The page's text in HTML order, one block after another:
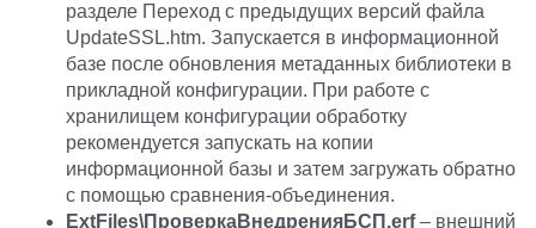
разделе Переход с предыдущих версий файла
UpdateSSL.htm. Запускается в информационной
базе после обновления метаданных библиотеки в
прикладной конфигурации. При работе с
хранилищем конфигурации обработку
рекомендуется запускать на копии
информационной базы и затем загружать обратно
с помощью сравнения-объединения.
ExtFiles\ПроверкаВнедренияБСП.erf– внешний